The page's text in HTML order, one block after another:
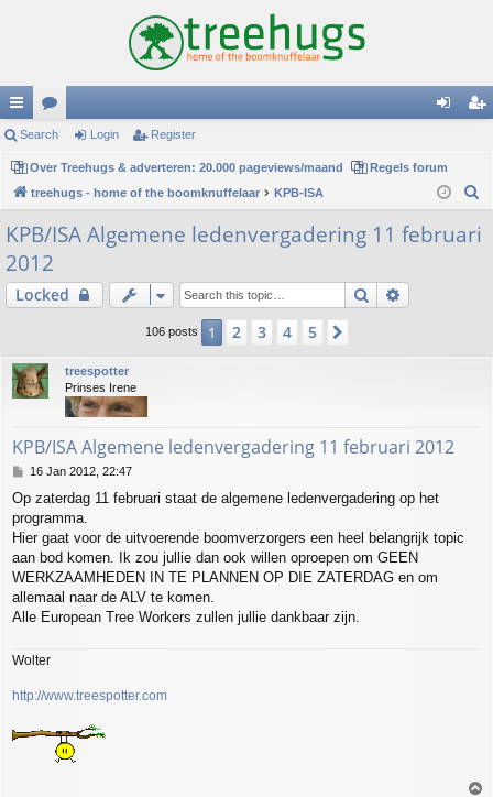
ui
ck
lin
ks
or
u
m
s
in
er
Search Login Register
Over Treehugs & adverteren: 20.000 pageviews/maand
Regels forum
treehugs - home of the boomknuffelaar
KPB-ISA
KPB/ISA Algemene ledenvergadering 11 februari
2012
Locked Search
106 posts 1 2 3 4 5
treespotter
Prinses Irene
KPB/ISA Algemene ledenvergadering 11 februari 2012
P
s
t
16 Jan 2012, 22:47
Op zaterdag 11 februari staat de algemene ledenvergadering op het
programma.
Hier gaat voor de uitvoerende boomverzorgers een heel belangrijk topic
aan bod komen. Ik zou jullie dan ook willen oproepen om GEEN
WERKZAAMHEDEN IN TE PLANNEN OP DIE ZATERDAG en om
allemaal naar de ALV te komen.
Alle European Tree Workers zullen jullie dankbaar zijn.
Wolter
http://www.treespotter.com